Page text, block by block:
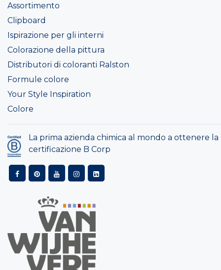
Assortimento
Clipboard
Ispirazione per gli interni
Colorazione della pittura
Distributori di coloranti Ralston
Formule colore
Your Style Inspiration
Colore
La prima azienda chimica al mondo a ottenere la
certificazione B Corp